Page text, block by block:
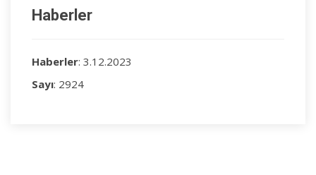
Haberler
Haberler: 3.12.2023
Sayı: 2924